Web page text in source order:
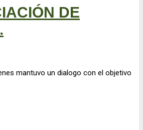
DE
mantuvo un dialogo con el objetivo